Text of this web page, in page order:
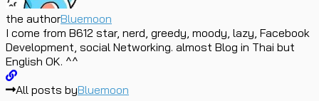
the authorBluemoon
I come from B612 star, nerd, greedy, moody, lazy, Facebook
Development, social Networking. almost Blog in Thai but
English OK. ^^
All posts byBluemoon